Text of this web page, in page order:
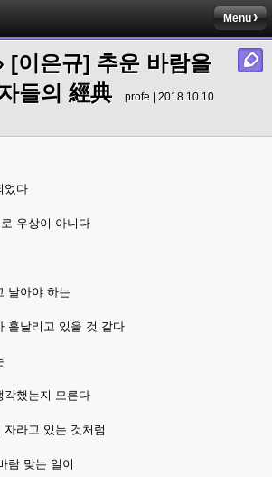
Menu
[이은규] 추운 바람을
들의 經典
profe | 2018.10.10
었다
우상이 아니다
날아야 하는
흩날리고 있을 것 같다
각했는지 모른다
라고 있는 것처럼
람 맞는 일이